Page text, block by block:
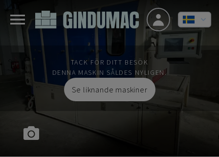
TACK FÖR DITT BESÖK
DENNA MASKIN SÅLDES NYLIGEN.
Se liknande maskiner